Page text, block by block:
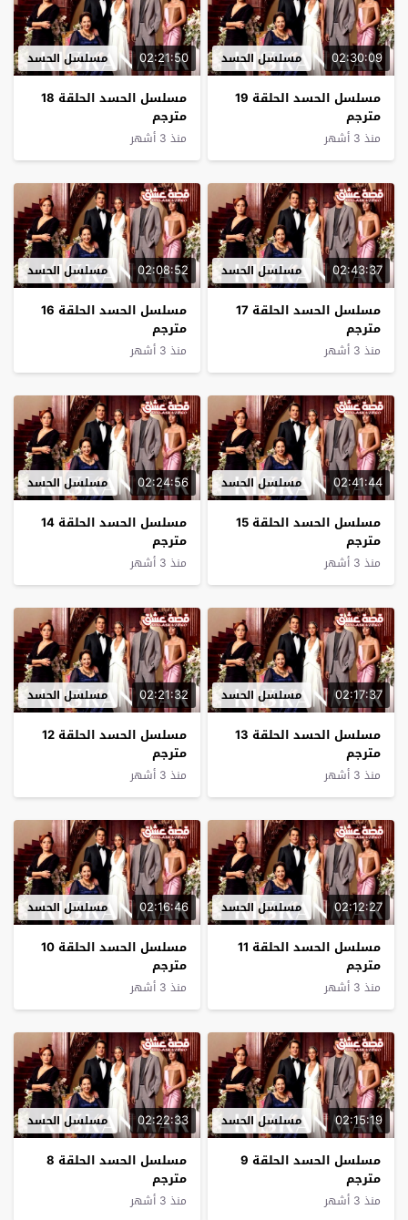
02:30:09 مسلسل الحسد
مسلسل الحسد الحلقة 19
مترجم
منذ 3 أشهر
02:21:50 مسلسل الحسد
مسلسل الحسد الحلقة 18
مترجم
منذ 3 أشهر
02:43:37 مسلسل الحسد
مسلسل الحسد الحلقة 17
مترجم
منذ 3 أشهر
02:08:52 مسلسل الحسد
مسلسل الحسد الحلقة 16
مترجم
منذ 3 أشهر
02:41:44 مسلسل الحسد
مسلسل الحسد الحلقة 15
مترجم
منذ 3 أشهر
02:24:56 مسلسل الحسد
مسلسل الحسد الحلقة 14
مترجم
منذ 3 أشهر
02:17:37 مسلسل الحسد
مسلسل الحسد الحلقة 13
مترجم
منذ 3 أشهر
02:21:32 مسلسل الحسد
مسلسل الحسد الحلقة 12
مترجم
منذ 3 أشهر
02:12:27 مسلسل الحسد
مسلسل الحسد الحلقة 11
مترجم
منذ 3 أشهر
02:16:46 مسلسل الحسد
مسلسل الحسد الحلقة 10
مترجم
منذ 3 أشهر
02:15:19 مسلسل الحسد
مسلسل الحسد الحلقة 9
مترجم
منذ 3 أشهر
02:22:33 مسلسل الحسد
مسلسل الحسد الحلقة 8
مترجم
منذ 3 أشهر